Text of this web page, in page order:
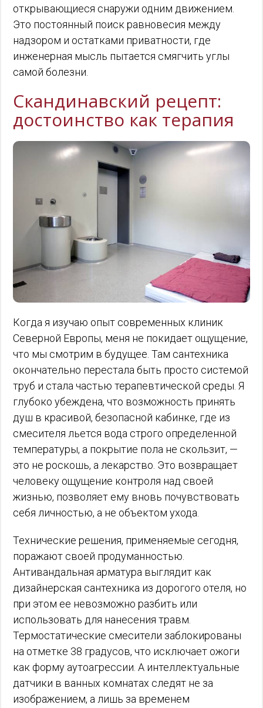
открывающиеся снаружи одним движением.
Это постоянный поиск равновесия между
надзором и остатками приватности, где
инженерная мысль пытается смягчить углы
самой болезни.
Скандинавский рецепт:
достоинство как терапия
Когда я изучаю опыт современных клиник
Северной Европы, меня не покидает ощущение,
что мы смотрим в будущее. Там сантехника
окончательно перестала быть просто системой
труб и стала частью терапевтической среды. Я
глубоко убеждена, что возможность принять
душ в красивой, безопасной кабинке, где из
смесителя льется вода строго определенной
температуры, а покрытие пола не скользит, —
это не роскошь, а лекарство. Это возвращает
человеку ощущение контроля над своей
жизнью, позволяет ему вновь почувствовать
себя личностью, а не объектом ухода.
Технические решения, применяемые сегодня,
поражают своей продуманностью.
Антивандальная арматура выглядит как
дизайнерская сантехника из дорогого отеля, но
при этом ее невозможно разбить или
использовать для нанесения травм.
Термостатические смесители заблокированы
на отметке 38 градусов, что исключает ожоги
как форму аутоагрессии. А интеллектуальные
датчики в ванных комнатах следят не за
изображением, а лишь за временем